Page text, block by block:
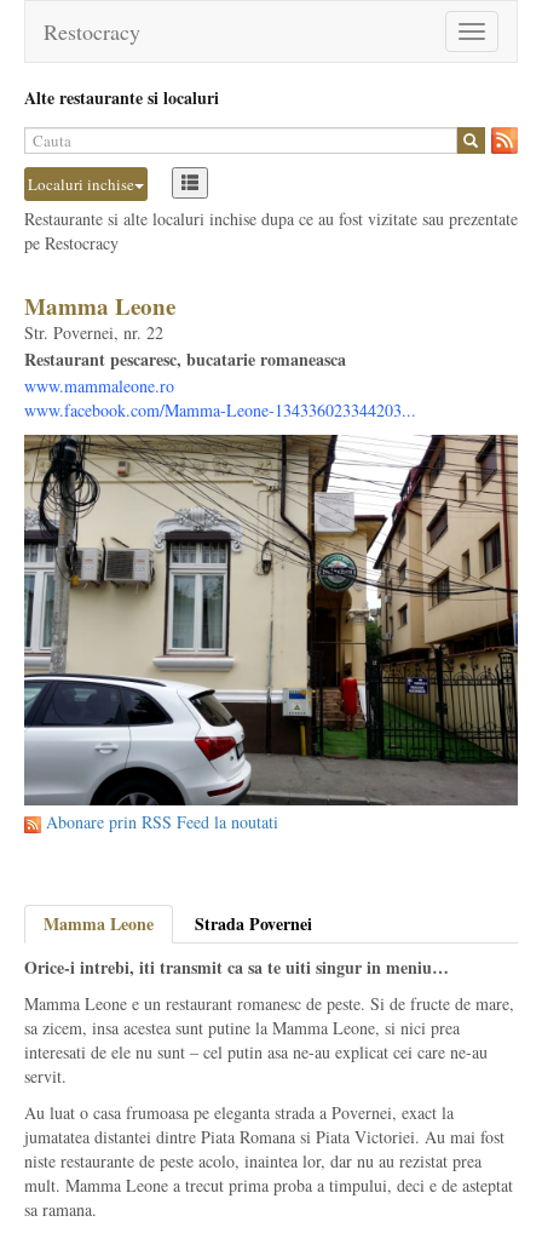
Toggle
navigation
Restocracy
Alte restaurante si localuri
Localuri inchise
Restaurante si alte localuri inchise dupa ce au fost vizitate sau prezentate
pe Restocracy
Mamma Leone
Str. Povernei, nr. 22
Restaurant pescaresc, bucatarie romaneasca
www.mammaleone.ro
www.facebook.com/Mamma-Leone-134336023344203...
Abonare prin RSS Feed la noutati
Mamma Leone
Strada Povernei
Orice-i intrebi, iti transmit ca sa te uiti singur in meniu…
Mamma Leone e un restaurant romanesc de peste. Si de fructe de mare,
sa zicem, insa acestea sunt putine la Mamma Leone, si nici prea
interesati de ele nu sunt – cel putin asa ne-au explicat cei care ne-au
servit.
Au luat o casa frumoasa pe eleganta strada a Povernei, exact la
jumatatea distantei dintre Piata Romana si Piata Victoriei. Au mai fost
niste restaurante de peste acolo, inaintea lor, dar nu au rezistat prea
mult. Mamma Leone a trecut prima proba a timpului, deci e de asteptat
sa ramana.